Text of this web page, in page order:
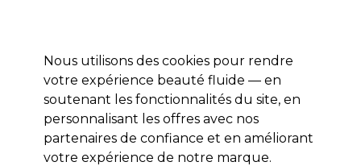
Se connecter
Marques Bons plans Coiffure Electro et Matériel
Livraison et délais
lire la suite
Nous utilisons des cookies pour rendre
votre expérience beauté fluide — en
soutenant les fonctionnalités du site, en
personnalisant les offres avec nos
partenaires de confiance et en améliorant
votre expérience de notre marque.